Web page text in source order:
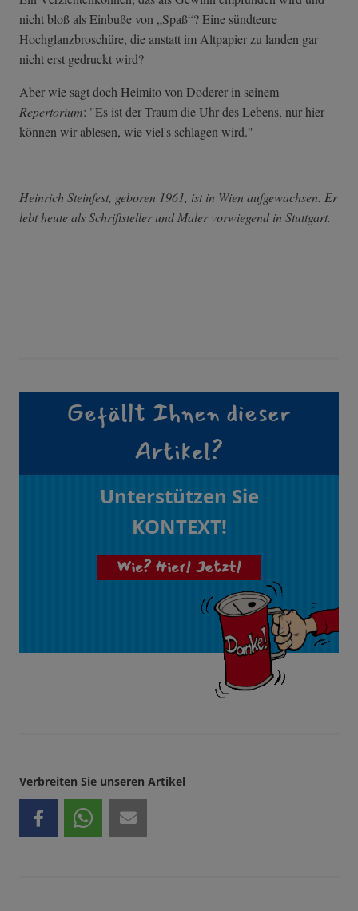
nicht bloß als Einbuße von „Spaß“? Eine sündteure
Hochglanzbroschüre, die anstatt im Altpapier zu landen gar
nicht erst gedruckt wird?
Aber wie sagt doch Heimito von Doderer in seinem
Repertorium: "Es ist der Traum die Uhr des Lebens, nur hier
können wir ablesen, wie viel's schlagen wird."
Heinrich Steinfest, geboren 1961, ist in Wien aufgewachsen. Er
lebt heute als Schriftsteller und Maler vorwiegend in Stuttgart.
Gefällt Ihnen dieser
Artikel?
Unterstützen Sie
KONTEXT!
Wie? Hier! Jetzt!
Verbreiten Sie unseren Artikel